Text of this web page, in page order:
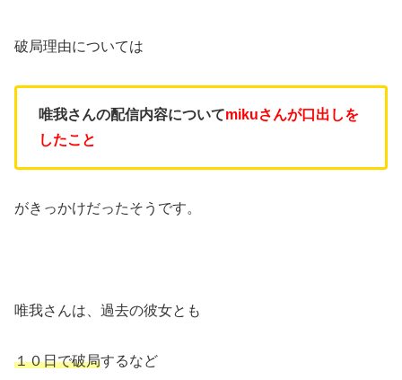
破局理由については
唯我さんの配信内容についてmikuさんが口出しを
したこと
がきっかけだったそうです。
唯我さんは、過去の彼女とも
１０日で破局するなど